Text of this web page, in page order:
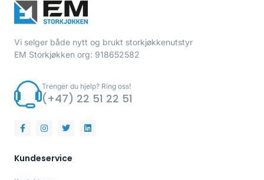
Vi selger både nytt og brukt storkjøkkenutstyr
EM Storkjøkken org: 918652582
Trenger du hjelp? Ring oss!
(+47) 22 51 22 51
Kundeservice